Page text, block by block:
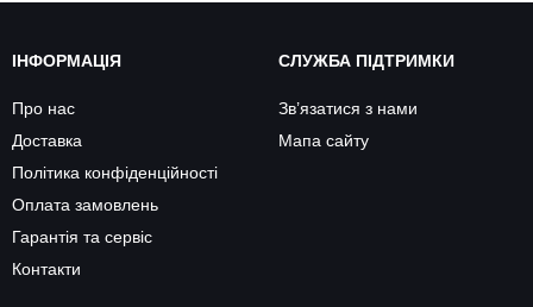
ІНФОРМАЦІЯ
Про нас
Доставка
Політика конфіденційності
Оплата замовлень
Гарантія та сервіс
Контакти
СЛУЖБА ПІДТРИМКИ
Зв’язатися з нами
Мапа сайту